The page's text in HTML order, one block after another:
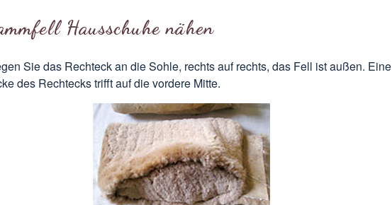
Hausschuhe nähen
Sie das Rechteck an die Sohle, rechts auf rechts, das Fell ist außen. Eine
des Rechtecks trifft auf die vordere Mitte.